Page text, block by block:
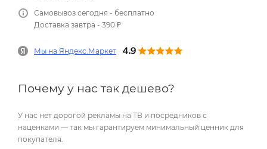
Самовывоз сегодня - бесплатно
Доставка завтра - 390 ₽
Мы на Яндекс.Маркет
Почему у нас так дешево?
У нас нет дорогой рекламы на ТВ и посредников с
наценками — так мы гарантируем минимальный ценник для
покупателя.